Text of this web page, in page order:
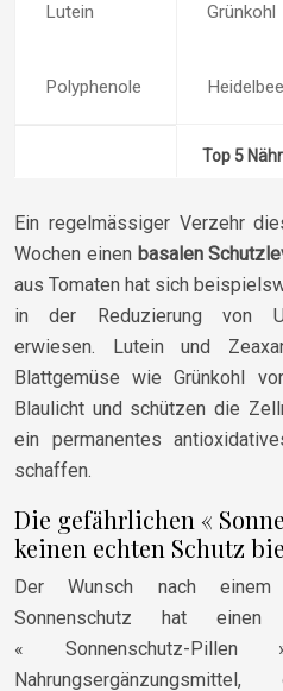
Top 5
Lutein Grünkohl
Polyphenole
Ein regelmässiger Verzehr
Wochen einen basalen
aus Tomaten hat sich
in der Reduzierung von
erwiesen. Lutein und
Blattgemüse wie Grünkohl
Blaulicht und schützen die
ein permanentes
schaffen.
Die gefährlichen «
keinen echten Schutz
Der Wunsch nach einem
Sonnenschutz hat
« Sonnenschutz-